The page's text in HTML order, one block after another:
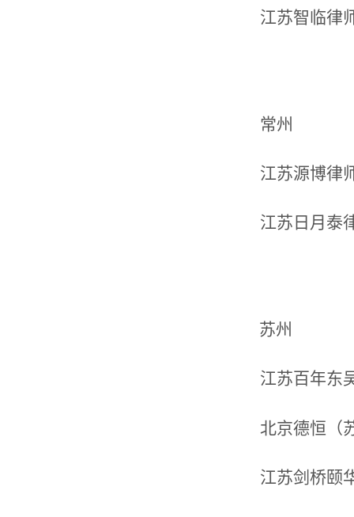
江苏智临律
常州
江苏源博律
江苏日月泰
苏州
江苏百年东
北京德恒（
江苏剑桥颐